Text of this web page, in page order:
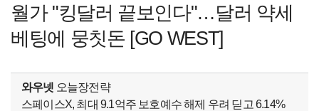
월가 "킹달러 끝보인다"…달러 약세
베팅에 뭉칫돈 [GO WEST]
와우넷 오늘장전략
스페이스X, 최대 9.1억주 보호예수 해제 우려 딛고 6.14%